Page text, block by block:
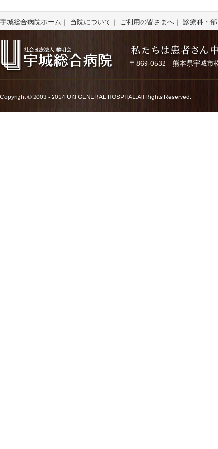
宇城総合病院ホーム ｜ 当院について ｜ ご利用の皆さまへ ｜ 診療科・
〒869-0532 熊本県宇城市
Copyright © 2003 - 2014 UKI GENERAL HOSPITAL.All Rights Reserved.